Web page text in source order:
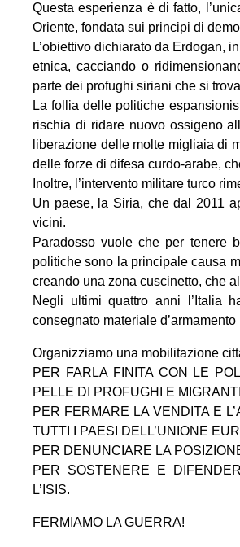
Questa esperienza è di fatto,
Oriente, fondata sui principi di
L’obiettivo dichiarato da Erdogan,
etnica, cacciando o
parte dei profughi siriani che si
La follia delle politiche
rischia di ridare nuovo ossigeno
liberazione delle molte migliaia di
delle forze di difesa curdo-arabe,
Inoltre, l’intervento militare turco
Un paese, la Siria, che dal 2011
vicini.
Paradosso vuole che per tenere
politiche sono la principale causa
creando una zona cuscinetto, che
Negli ultimi quattro anni l’Italia
consegnato materiale
Organizziamo una mobilitazione
PER FARLA FINITA CON LE
PELLE DI PROFUGHI E
PER FERMARE LA VENDITA E
TUTTI I PAESI DELL’UNIONE
PER DENUNCIARE LA
PER SOSTENERE E
L’ISIS.
FERMIAMO LA GUERRA!